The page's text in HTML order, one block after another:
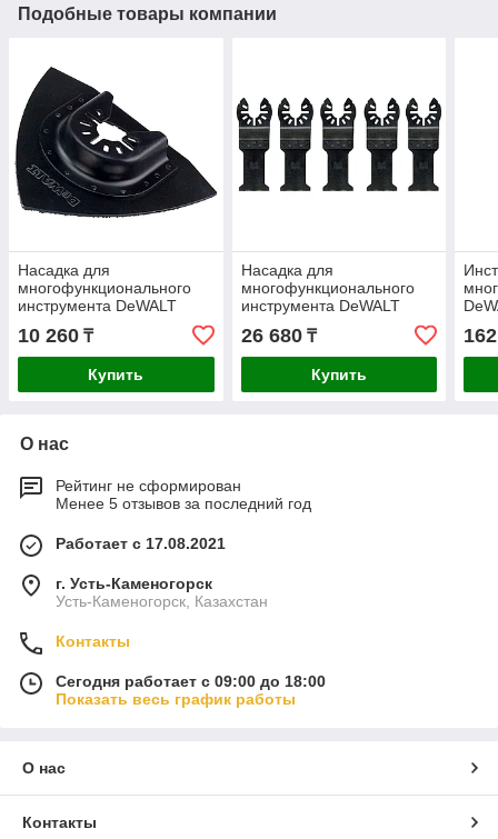
Подобные товары компании
Насадка для
многофункционального
инструмента DeWALT
93мм DT20719-QZ
10 260 ₸
Купить
Насадка для
многофункционального
инструмента DeWALT
43x30мм 5шт. DT20723-
QZ
26 680₸
Купить
О нас
Рейтинг не сформирован
Менее 5 отзывов за последний год
Работает с 17.08.2021
г. Усть-Каменогорск
Усть-Каменогорск, Казахстан
Контакты
Сегодня работает с 09:00 до 18:00
Показать весь график работы
О нас
Контакты